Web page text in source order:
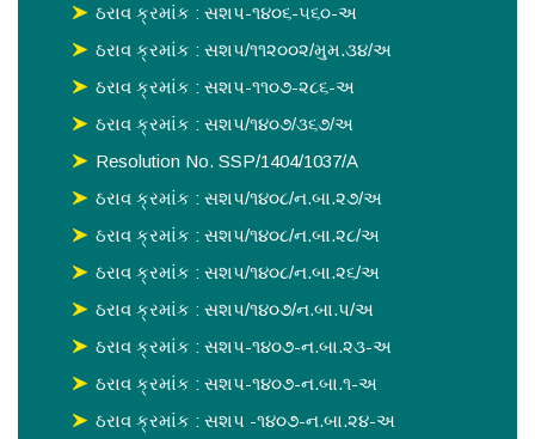
ઠરાવ ક્રમાંક : સશપ-૧૪૦૬-૫૬૦-અ
ઠરાવ ક્રમાંક : સશપ/૧૧૨૦૦૨/મુમ.૩૪/અ
ઠરાવ ક્રમાંક : સશપ-૧૧૦૭-૨૮૬-અ
ઠરાવ ક્રમાંક : સશપ/૧૪૦૭/૩૬૭/અ
Resolution No. SSP/1404/1037/A
ઠરાવ ક્રમાંક : સશપ/૧૪૦૮/ન.બા.૨૭/અ
ઠરાવ ક્રમાંક : સશપ/૧૪૦૮/ન.બા.૨૮/અ
ઠરાવ ક્રમાંક : સશપ/૧૪૦૮/ન.બા.૨૬/અ
ઠરાવ ક્રમાંક : સશપ/૧૪૦૭/ન.બા.પ/અ
ઠરાવ ક્રમાંક : સશપ-૧૪૦૭-ન.બા.૨૩-અ
ઠરાવ ક્રમાંક : સશપ-૧૪૦૭-ન.બા.૧-અ
ઠરાવ ક્રમાંક : સશપ -૧૪૦૭-ન.બા.૨૪-અ